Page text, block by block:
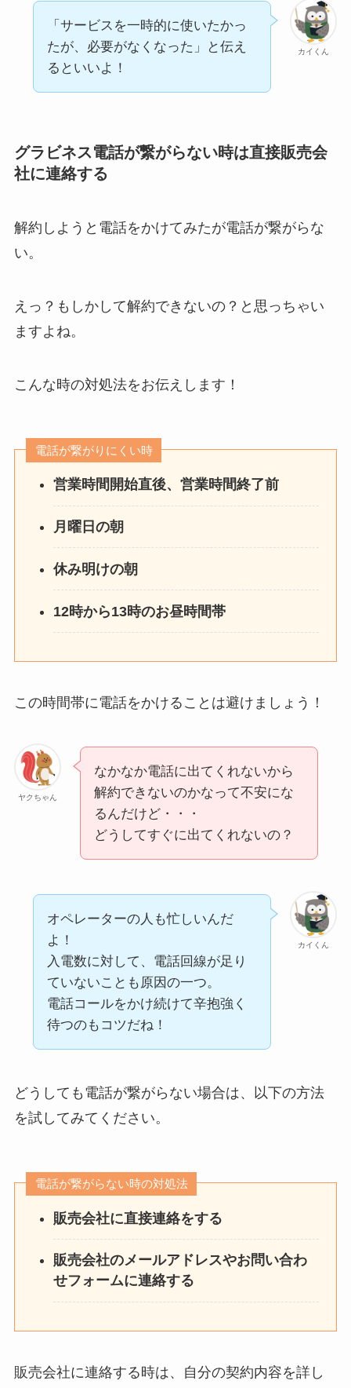
カイくん
「サービスを一時的に使いたかっ
たが、必要がなくなった」と伝え
るといいよ！
グラビネス電話が繋がらない時は直接販売会
社に連絡する
解約しようと電話をかけてみたが電話が繋がらな
い。
えっ？もしかして解約できないの？と思っちゃい
ますよね。
こんな時の対処法をお伝えします！
電話が繋がりにくい時
営業時間開始直後、営業時間終了前
月曜日の朝
休み明けの朝
12時から13時のお昼時間帯
この時間帯に電話をかけることは避けましょう！
ヤクちゃん
なかなか電話に出てくれないから
解約できないのかなって不安にな
るんだけど・・・
どうしてすぐに出てくれないの？
カイくん
オペレーターの人も忙しいんだ
よ！
入電数に対して、電話回線が足り
ていないことも原因の一つ。
電話コールをかけ続けて辛抱強く
待つのもコツだね！
どうしても電話が繋がらない場合は、以下の方法
を試してみてください。
電話が繋がらない時の対処法
販売会社に直接連絡をする
販売会社のメールアドレスやお問い合わ
せフォームに連絡する
販売会社に連絡する時は、自分の契約内容を詳し